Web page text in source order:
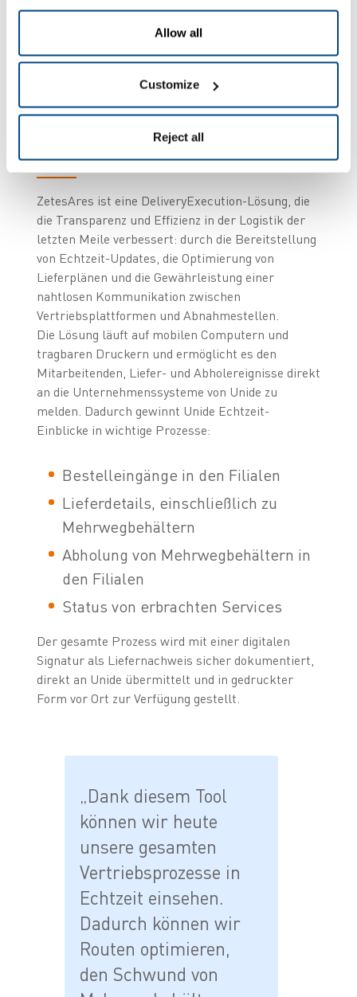
Allow all
Customize
Reject all
Bestellungen zu ermöglichen.
Präzise Kontrolle über
Lieferungen,
Abholungen und
Mehrwegbehälter
ZetesAres ist eine DeliveryExecution-Lösung, die
die Transparenz und Effizienz in der Logistik der
letzten Meile verbessert: durch die Bereitstellung
von Echtzeit-Updates, die Optimierung von
Lieferplänen und die Gewährleistung einer
nahtlosen Kommunikation zwischen
Vertriebsplattformen und Abnahmestellen.
Die Lösung läuft auf mobilen Computern und
tragbaren Druckern und ermöglicht es den
Mitarbeitenden, Liefer- und Abholereignisse direkt
an die Unternehmenssysteme von Unide zu
melden. Dadurch gewinnt Unide Echtzeit-
Einblicke in wichtige Prozesse:
Bestelleingänge in den Filialen
Lieferdetails, einschließlich zu
Mehrwegbehältern
Abholung von Mehrwegbehältern in
den Filialen
Status von erbrachten Services
Der gesamte Prozess wird mit einer digitalen
Signatur als Liefernachweis sicher dokumentiert,
direkt an Unide übermittelt und in gedruckter
Form vor Ort zur Verfügung gestellt.
„Dank diesem Tool
können wir heute
unsere gesamten
Vertriebsprozesse in
Echtzeit einsehen.
Dadurch können wir
Routen optimieren,
den Schwund von